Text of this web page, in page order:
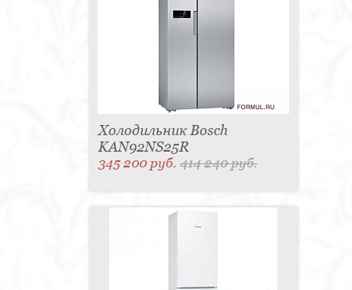
Холодильник Bosch
KAN92NS25R
345 200 руб.414 240 руб.